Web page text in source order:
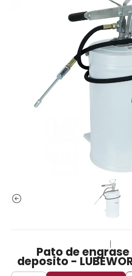
Pato de engrase
deposito -